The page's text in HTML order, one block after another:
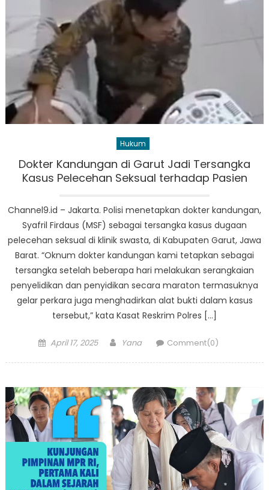
Hukum
Dokter Kandungan di Garut Jadi Tersangka
Kasus Pelecehan Seksual terhadap Pasien
Channel9.id – Jakarta. Polisi menetapkan dokter kandungan,
Syafril Firdaus (MSF) sebagai tersangka kasus dugaan
pelecehan seksual di klinik swasta, di Kabupaten Garut, Jawa
Barat. “Oknum dokter kandungan kami tetapkan sebagai
tersangka setelah beberapa hari melakukan serangkaian
penyelidikan dan penyidikan secara maraton termasuknya
gelar perkara juga menghadirkan alat bukti dalam kasus
tersebut,” kata Kasat Reskrim Polres […]
Posted
April 17, 2025 Author
Yana Comment(0)